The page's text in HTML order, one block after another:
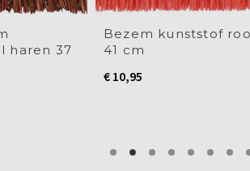
haren 37
Bezem kunststof
41 cm
€ 10,95